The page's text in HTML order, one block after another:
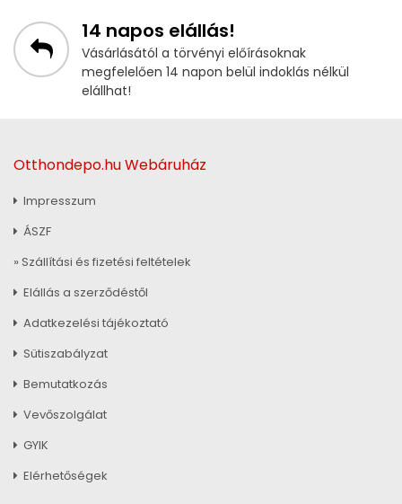
14 napos elállás!
Vásárlásától a törvényi előírásoknak
megfelelően 14 napon belül indoklás nélkül
elállhat!
Otthondepo.hu Webáruház
Impresszum
ÁSZF
» Szállítási és fizetési feltételek
Elállás a szerződéstől
Adatkezelési tájékoztató
Sütiszabályzat
Bemutatkozás
Vevőszolgálat
GYIK
Elérhetőségek